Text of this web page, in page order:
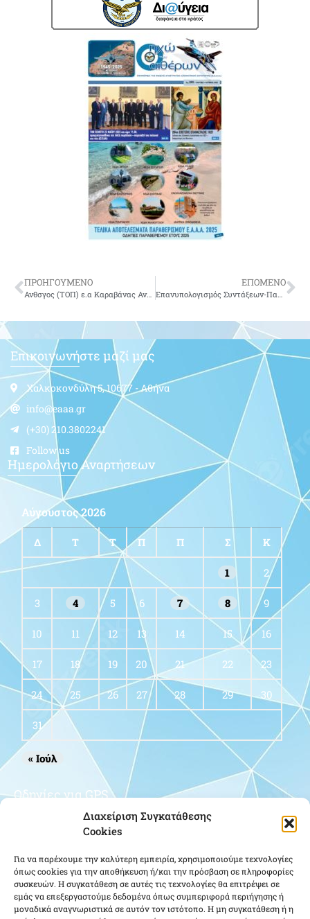
Διαχείριση Συγκατάθεσης
Cookies
Για να παρέχουμε την καλύτερη εμπειρία, χρησιμοποιούμε τεχνολογίες
όπως cookies για την αποθήκευση ή/και την πρόσβαση σε πληροφορίες
συσκευών. Η συγκατάθεση σε αυτές τις τεχνολογίες θα επιτρέψει σε
εμάς να επεξεργαστούμε δεδομένα όπως συμπεριφορά περιήγησης ή
μοναδικά αναγνωριστικά σε αυτόν τον ιστότοπο. Η μη συγκατάθεση ή η
ΠΡΟΗΓΟΥΜΕΝΟ
Ανθσγος (ΤΟΠ) ε.α Καραβάνας Αναστάσιος του Ιωάννη
ΕΠΟΜΕΝΟ
Επανυπολογισμός Συντάξεων-Παραδείγματα
Επικοινωνήστε μαζί μας
Χαλκοκονδύλη 5, 10677 - Αθήνα
info@eaaa.gr
(+30) 210.3802241
Follow us
Ημερολόγιο Αναρτήσεων
Αύγουστος 2026
Δ Τ Τ Π Π Σ Κ
1 2
3 4 5 6 7 8 9
10 11 12 13 14 15 16
17 18 19 20 21 22 23
24 25 26 27 28 29 30
31
« Ιούλ
Οδηγίες για GPS